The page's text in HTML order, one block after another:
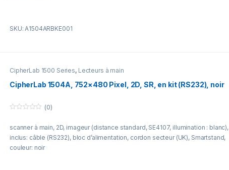
SKU: A1504ARBKE001
CipherLab 1500 Series, Lecteurs à main
CipherLab 1504A, 752×480 Pixel, 2D, SR, en kit (RS232), noir
u
o
f
5
(0)
scanner à main, 2D, imageur (distance standard, SE4107, illumination : blanc),
inclus: câble (RS232), bloc d’alimentation, cordon secteur (UK), Smartstand,
couleur: noir